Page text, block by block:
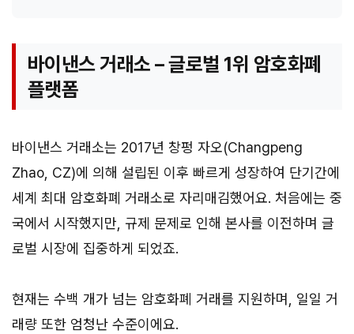
바이낸스 거래소 – 글로벌 1위 암호화폐
플랫폼
바이낸스 거래소는 2017년 창펑 자오(Changpeng
Zhao, CZ)에 의해 설립된 이후 빠르게 성장하여 단기간에
세계 최대 암호화폐 거래소로 자리매김했어요. 처음에는 중
국에서 시작했지만, 규제 문제로 인해 본사를 이전하며 글
로벌 시장에 집중하게 되었죠.
현재는 수백 개가 넘는 암호화폐 거래를 지원하며, 일일 거
래량 또한 엄청난 수준이에요.